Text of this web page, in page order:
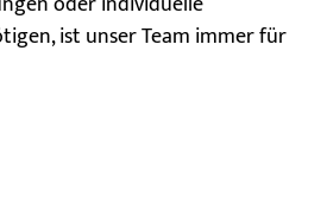
ist unser Team immer für